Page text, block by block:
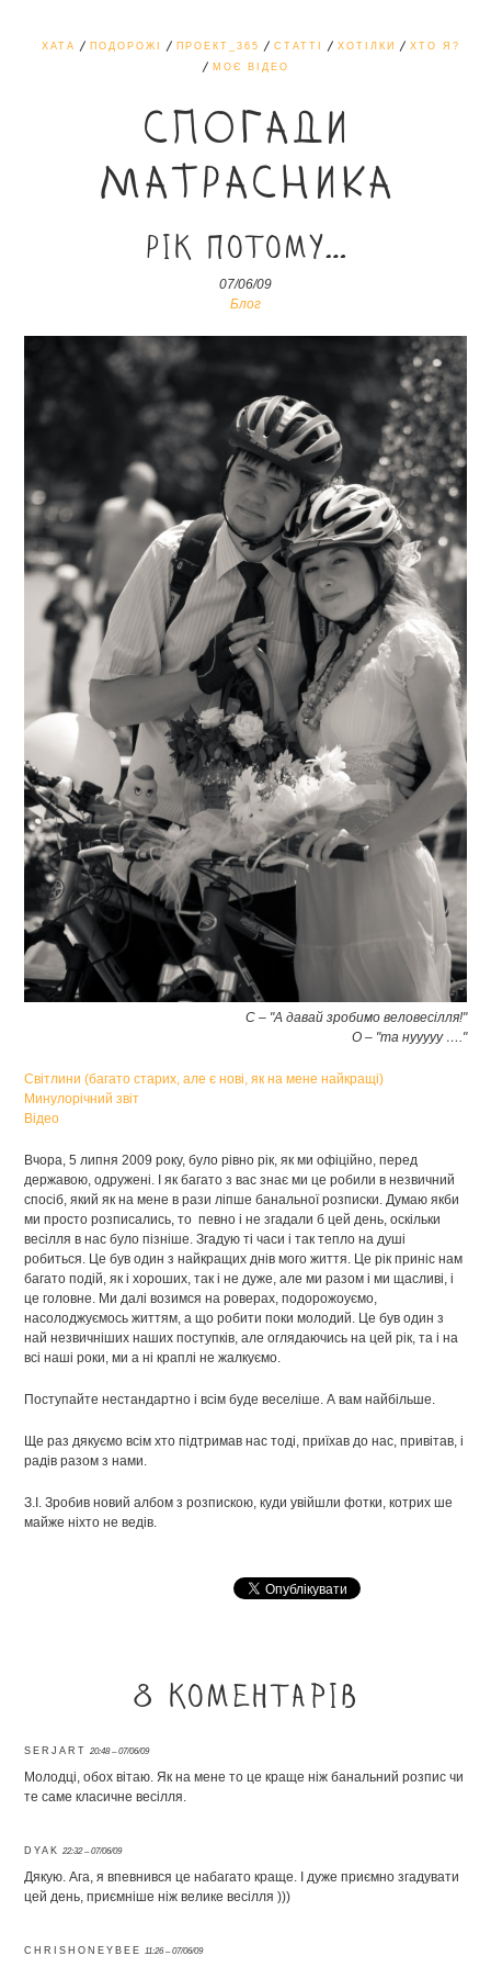
ХАТА ПОДОРОЖІ ПРОЕКТ_365 СТАТТІ ХОТІЛКИ
ХТО Я?
МОЄ ВІДЕО
СПОГАДИ
МАТРАСНИКА
Рік потому…
07/06/09
Блог
С – "А давай зробимо веловесілля!"
О – "та нууууу …."
Світлини (багато старих, але є нові, як на мене найкращі)
Минулорічний звіт
Відео
Вчора, 5 липня 2009 року, було рівно рік, як ми офіційно, перед
державою, одружені. І як багато з вас знає ми це робили в незвичний
спосіб, який як на мене в рази ліпше банальної розписки. Думаю якби
ми просто розписались, то певно і не згадали б цей день, оскільки
весілля в нас було пізніше. Згадую ті часи і так тепло на душі
робиться. Це був один з найкращих днів мого життя. Це рік приніс нам
багато подій, як і хороших, так і не дуже, але ми разом і ми щасливі, і
це головне. Ми далі возимся на роверах, подорожоуємо,
насолоджуємось життям, а що робити поки молодий. Це був один з
най незвичніших наших поступків, але оглядаючись на цей рік, та і на
всі наші роки, ми а ні краплі не жалкуємо.
Поступайте нестандартно і всім буде веселіше. А вам найбільше.
Ще раз дякуємо всім хто підтримав нас тоді, приїхав до нас, привітав, і
радів разом з нами.
З.І. Зробив новий албом з розпискою, куди увійшли фотки, котрих ше
майже ніхто не ведів.
8 коментарів
SERJART 20:48 – 07/06/09
Молодці, обох вітаю. Як на мене то це краще ніж банальний розпис чи
те саме класичне весілля.
DYAK 22:32 – 07/06/09
Дякую. Ага, я впевнився це набагато краще. І дуже приємно згадувати
цей день, приємніше ніж велике весілля )))
CHRISHONEYBEE 11:26 – 07/06/09